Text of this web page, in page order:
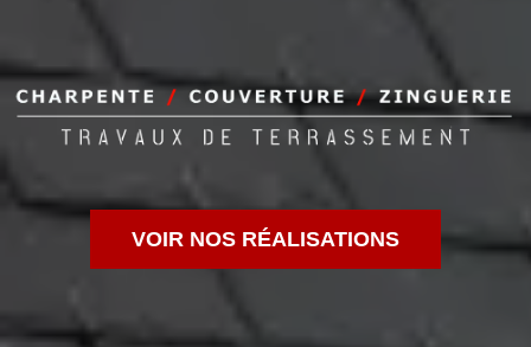
VOIR NOS RÉALISATIONS